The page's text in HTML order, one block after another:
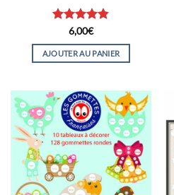
Note4.83
sur 5
6,00€
AJOUTER AU PANIER